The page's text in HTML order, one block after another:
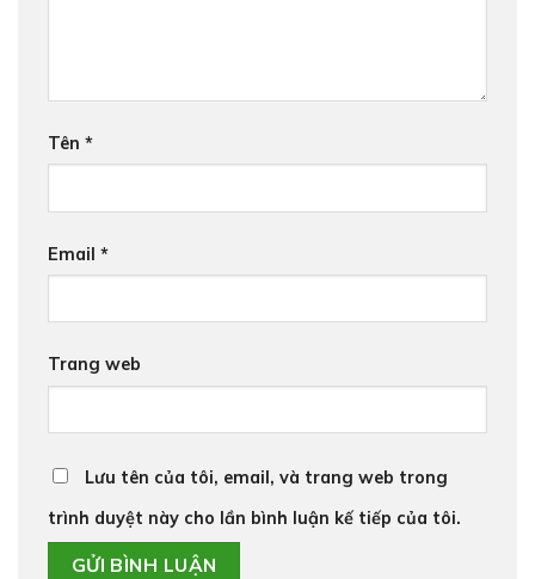
Tên *
Email *
Trang web
Lưu tên của tôi, email, và trang web trong
trình duyệt này cho lần bình luận kế tiếp của tôi.